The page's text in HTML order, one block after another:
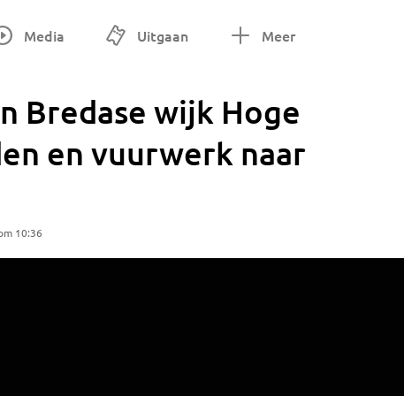
Media Uitgaan Meer
Bredase wijk Hoge
en vuurwerk naar
10:36